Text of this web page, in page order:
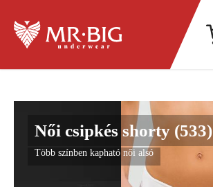
Női csipkés shorty (533)
Több színben kapható női alsó